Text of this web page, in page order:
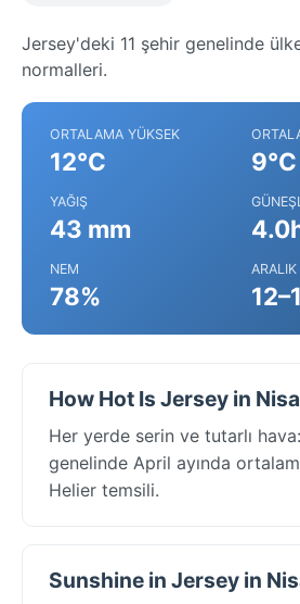
Jersey'deki 11 şehir genelinde
normalleri.
ORTALAMA YÜKSEK
12°C 9°C
YAĞIŞ
43 mm
NEM
78%
ARALIK
How Hot Is Jersey in
Her yerde serin ve tutarlı
genelinde April ayında
Helier temsili.
Sunshine in Jersey in